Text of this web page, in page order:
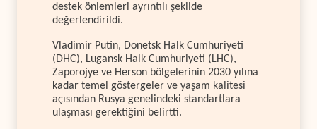
destek önlemleri ayrıntılı şekilde
değerlendirildi.
Vladimir Putin, Donetsk Halk Cumhuriyeti
(DHC), Lugansk Halk Cumhuriyeti (LHC),
Zaporojye ve Herson bölgelerinin 2030 yılına
kadar temel göstergeler ve yaşam kalitesi
açısından Rusya genelindeki standartlara
ulaşması gerektiğini belirtti.